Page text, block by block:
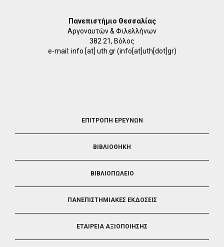
Πανεπιστήμιο Θεσσαλίας
Αργοναυτών & Φιλελλήνων
382 21, Βόλος
e-mail: info [at] uth.gr(info[at]uth[dot]gr)
ΕΠΙΤΡΟΠΗ ΕΡΕΥΝΩΝ
ΒΙΒΛΙΟΘΗΚΗ
ΒΙΒΛΙΟΠΩΛΕΙΟ
ΠΑΝΕΠΙΣΤΗΜΙΑΚΕΣ ΕΚΔΟΣΕΙΣ
ΕΤΑΙΡΕΙΑ ΑΞΙΟΠΟΙΗΣΗΣ